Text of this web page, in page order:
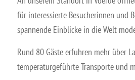
für interessierte Besucherinnen und
spannende Einblicke in die Welt
Rund 80 Gäste erfuhren mehr über
temperaturgeführte Transporte und